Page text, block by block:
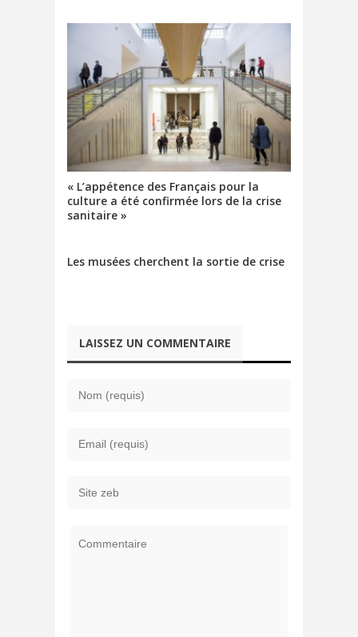
« L’appétence des Français pour la
culture a été confirmée lors de la crise
sanitaire »
Les musées cherchent la sortie de crise
LAISSEZ UN COMMENTAIRE